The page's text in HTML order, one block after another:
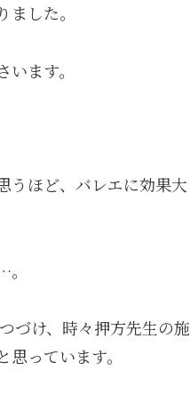
した。
ます。
うほど、バレエに効果大
づけ、時々押方先生の施
っています。